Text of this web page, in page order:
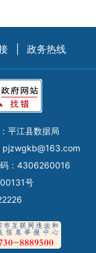
政务热线
平江县数据局
pjzwgkb@163.com
：4306260016
号